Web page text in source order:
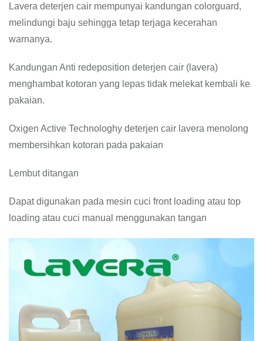
Lavera deterjen cair mempunyai kandungan colorguard,
melindungi baju sehingga tetap terjaga kecerahan
warnanya.
Kandungan Anti redeposition deterjen cair (lavera)
menghambat kotoran yang lepas tidak melekat kembali ke
pakaian.
Oxigen Active Technologhy deterjen cair lavera menolong
membersihkan kotoran pada pakaian
Lembut ditangan
Dapat digunakan pada mesin cuci front loading atau top
loading atau cuci manual menggunakan tangan